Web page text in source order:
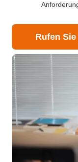
Rufen